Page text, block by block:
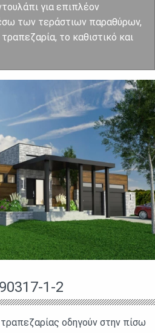
για επιπλέον
των τεράστιων παραθύρων,
το καθιστικό και
1-2
οδηγούν στην πίσω